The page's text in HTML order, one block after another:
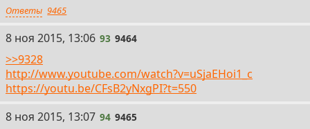
Ответы 9465
93
8 ноя 2015, 13:06 93 9464
>>9328
http://www.youtube.com/watch?v=uSjaEHoi1_c
https://youtu.be/CFsB2yNxgPI?t=550
94
8 ноя 2015, 13:07 94 9465